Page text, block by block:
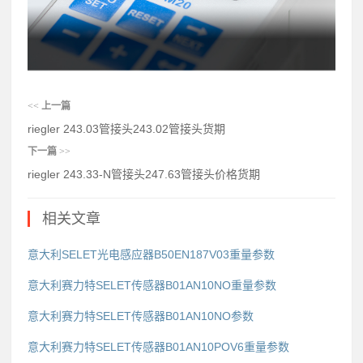
<< 上一篇
riegler 243.03管接头243.02管接头货期
下一篇 >>
riegler 243.33-N管接头247.63管接头价格货期
相关文章
意大利SELET光电感应器B50EN187V03重量参数
意大利赛力特SELET传感器B01AN10NO重量参数
意大利赛力特SELET传感器B01AN10NO参数
意大利赛力特SELET传感器B01AN10POV6重量参数